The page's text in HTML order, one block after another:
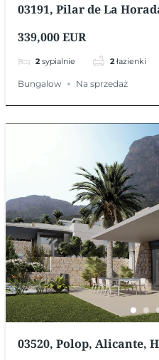
03191, Pilar de La
339,000 EUR
2 sypialnie 2 łazienki
Bungalow Na sprzedaż
03520, Polop, Alicante,